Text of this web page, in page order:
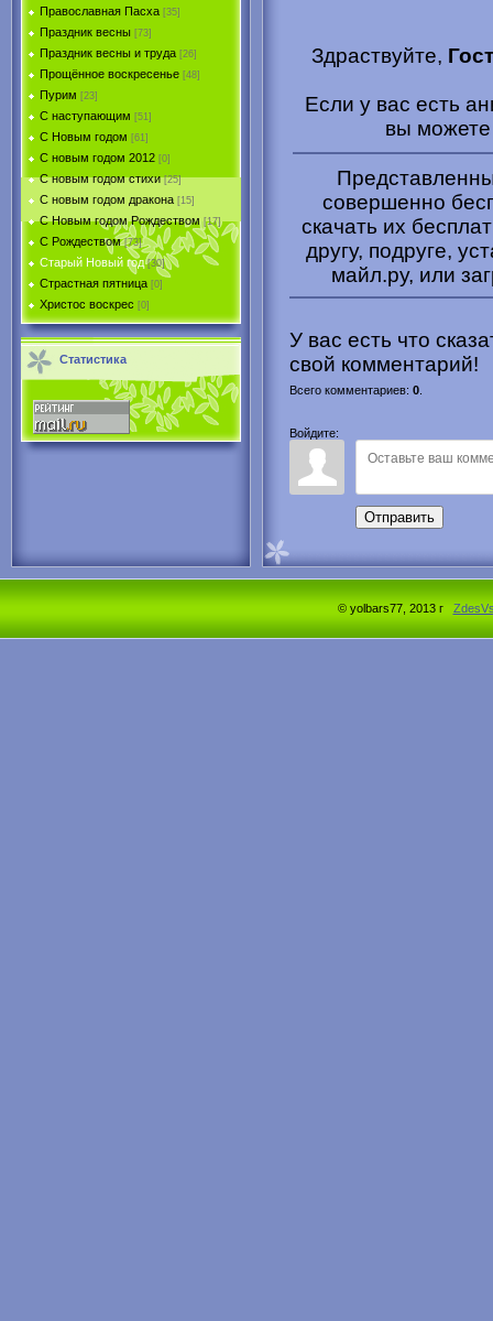
Православная Пасха [35]
Праздник весны [73]
Праздник весны и труда [26]
Прощённое воскресенье [48]
Пурим [23]
C наступающим [51]
С Новым годом [61]
С новым годом 2012 [0]
С новым годом стихи [25]
С новым годом дракона [15]
C Новым годом Рождеством [17]
С Рождеством [73]
Старый Новый год [30]
Страстная пятница [0]
Христоc воскрес [0]
Статистика
Здраствуйте,
Если у вас есть
вы
совершенно
скачать их
другу, подруге,
майл.ру, или
У вас есть что
свой комментарий!
Всего комментариев: 0
Войдите:
Отправить
© yolbars77, 2013 г